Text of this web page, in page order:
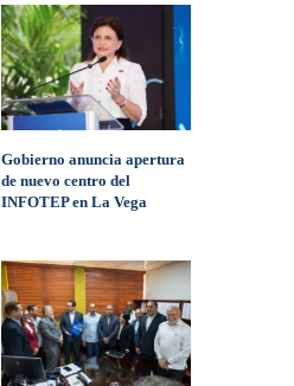
Gobierno anuncia apertura
de nuevo centro del
INFOTEP en La Vega